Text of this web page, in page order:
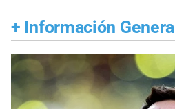
+ Información General